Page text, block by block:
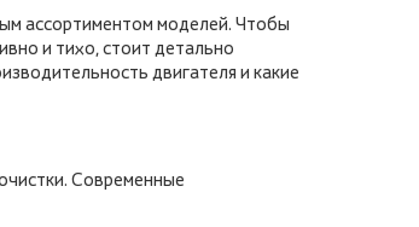
ассортиментом моделей. Чтобы
и тихо, стоит детально
двигателя и какие
Современные